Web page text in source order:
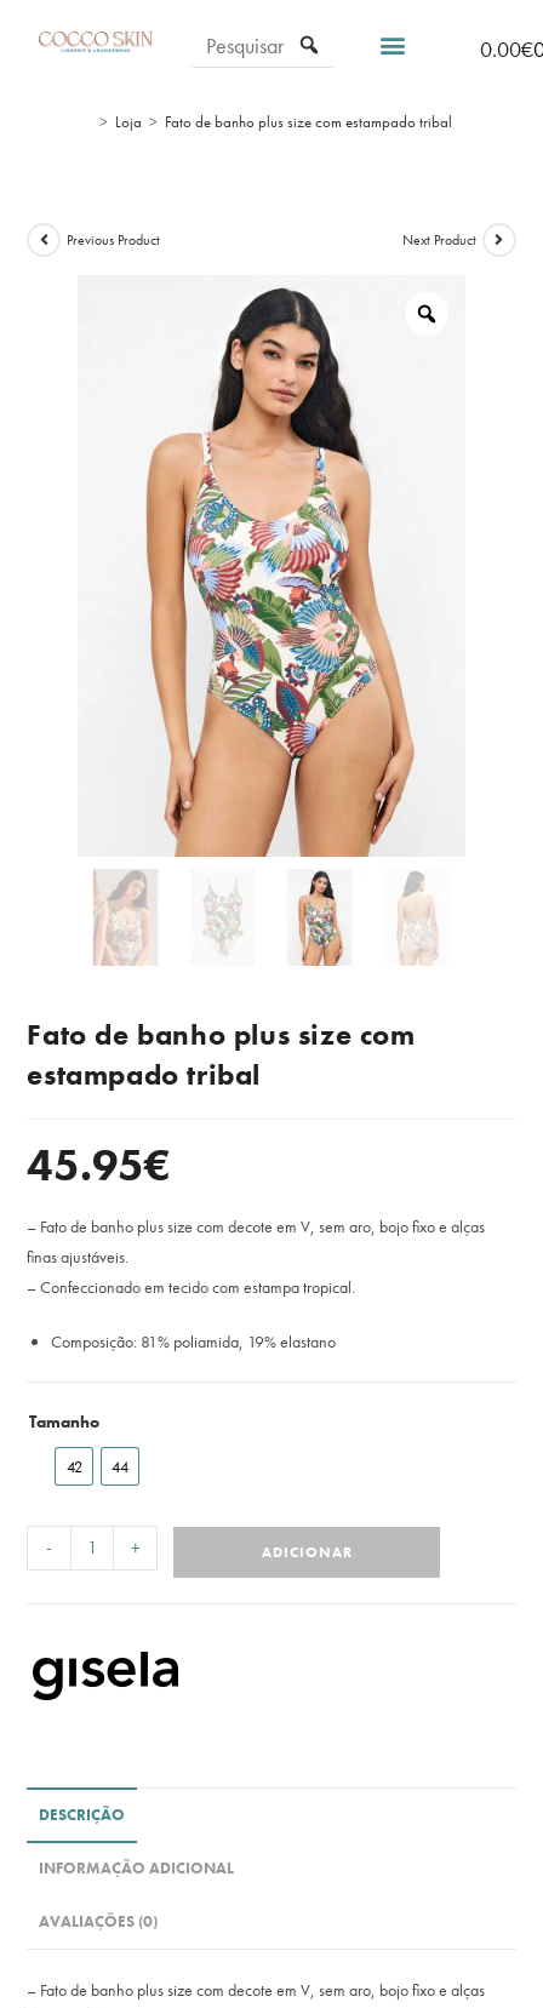
0.00€
> Loja > Fato de banho plus size com estampado tribal
Previous Product Next Product
Fato de banho plus size com
estampado tribal
45.95€
– Fato de banho plus size com decote em V, sem aro, bojo fixo e alças
finas ajustáveis.
– Confeccionado em tecido com estampa tropical.
Composição: 81% poliamida, 19% elastano
Tamanho
42 44
- + ADICIONAR
DESCRIÇÃO
INFORMAÇÃO ADICIONAL
AVALIAÇÕES (0)
– Fato de banho plus size com decote em V, sem aro, bojo fixo e alças